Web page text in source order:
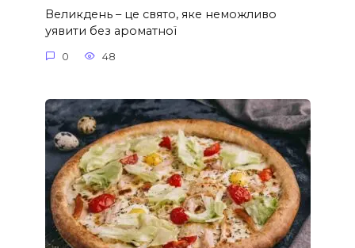
Великдень – це свято, яке неможливо
уявити без ароматної
0 48